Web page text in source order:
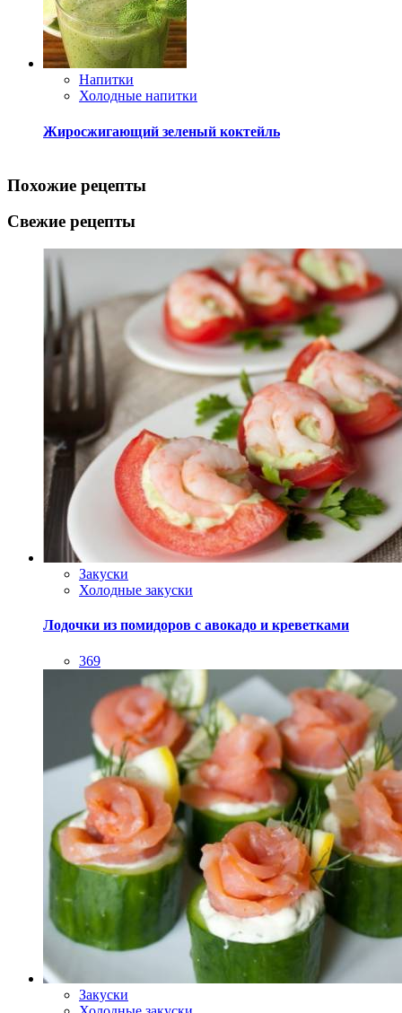
Напитки
Холодные напитки
Жиросжигающий зеленый коктейль
Похожие рецепты
Свежие рецепты
Закуски
Холодные закуски
Лодочки из помидоров с авокадо и креветками
369
Закуски